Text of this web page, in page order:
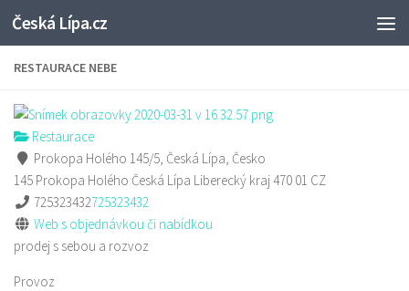
Skip to content
Česká Lípa.cz
RESTAURACE NEBE
Restaurace
Prokopa Holého 145/5, Česká Lípa, Česko
145 Prokopa Holého Česká Lípa Liberecký kraj470 01 CZ
725323432725323432
Web s objednávkou či nabídkou
prodej s sebou a rozvoz
Provoz